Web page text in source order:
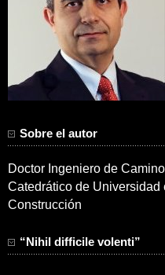
Sobre el autor
Doctor Ingeniero de
Catedrático de Universidad
Construcción
“Nihil difficile volenti”